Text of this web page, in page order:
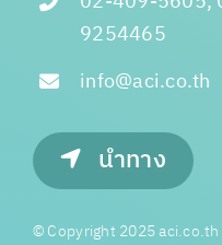
9254465
info@aci.co.th
นำทาง
© Copyright 2025